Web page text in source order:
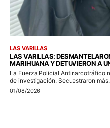
LAS VARILLAS
LAS VARILLAS:
MARIHUANA Y DETUVIERON A
La Fuerza Policial Antinarcotráfico
de investigación. Secuestraron
01/08/2026